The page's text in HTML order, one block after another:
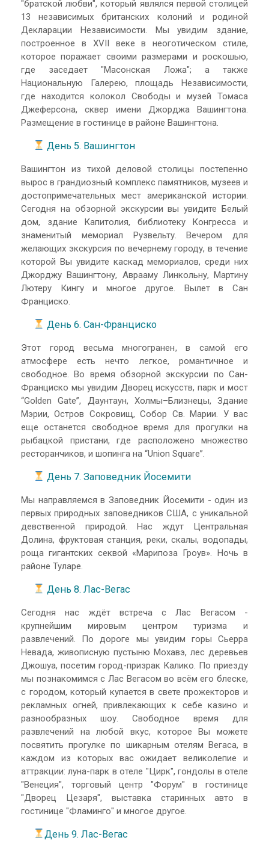
"братской любви", который являлся первой столицей
13 независимых британских колоний и родиной
Декларации Независимости. Мы увидим здание,
построенное в XVII веке в неоготическом стиле,
которое поражает своими размерами и роскошью,
где заседает "Масонская Ложа"; а также
Национальную Галерею, площадь Независимости,
где находится колокол Свободы и музей Томаса
Джеферсона, сквер имени Джорджа Вашингтона.
Размещение в гостинице в районе Вашингтона.
День 5. Вашингтон
Вашингтон из тихой деловой столицы постепенно
вырос в грандиозный комплекс памятников, музеев и
достопримечательных мест американской истории.
Сегодня на обзорной экскурсии вы увидите Белый
дом, здание Капитолия, библиотеку Конгресса и
знаменитый мемориал Рузвельту. Вечером для
желающих экскурсия по вечернему городу, в течение
которой Вы увидите каскад мемориалов, среди них
Джорджу Вашингтону, Аврааму Линкольну, Мартину
Лютеру Кингу и многое другое. Вылет в Сан
Франциско.
День 6. Сан-Франциско
Этот город весьма многогранен, в самой его
атмосфере есть нечто легкое, романтичное и
свободное. Во время обзорной экскурсии по Сан-
Франциско мы увидим Дворец искусств, парк и мост
“Golden Gate”, Даунтаун, Холмы–Близнецы, Здание
Мэрии, Остров Сокровищ, Собор Св. Марии. У вас
еще останется свободное время для прогулки на
рыбацкой пристани, где расположено множество
ресторанчиков, и шопинга на “Union Square”.
День 7. Заповедник Йосемити
Мы направляемся в Заповедник Йосемити - один из
первых природных заповедников США, с уникальной
девственной природой. Нас ждут Центральная
Долина, фруктовая станция, реки, скалы, водопады,
роща гигантских секвой «Марипоза Гроув». Ночь в
районе Туларе.
День 8. Лас-Вегас
Сегодня нас ждёт встреча с Лас Вегасом -
крупнейшим мировым центром туризма и
развлечений. По дороге мы увидим горы Сьерра
Невада, живописную пустыню Мохавэ, лес деревьев
Джошуа, посетим город-призрак Калико. По приезду
мы познакомимся с Лас Вегасом во всём его блеске,
с городом, который купается в свете прожекторов и
рекламных огней, привлекающих к себе казино и
разнообразных шоу. Свободное время для
развлечений на любой вкус, которое Вы можете
посвятить прогулке по шикарным отелям Вегаса, в
каждом из которых вас ожидает великолепие и
аттракции: луна-парк в отеле "Цирк", гондолы в отеле
"Венеция", торговый центр "Форум" в гостинице
"Дворец Цезаря", выставка старинных авто в
гостинице "Фламинго" и многое другое.
День 9. Лас-Вегас